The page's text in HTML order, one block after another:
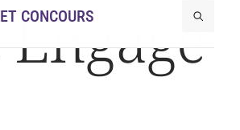
CONCOURS